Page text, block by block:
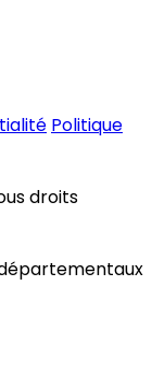
Politique
droits
départementaux